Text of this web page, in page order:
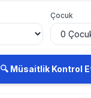
Çocuk
🔍 Müsaitlik Kontrol